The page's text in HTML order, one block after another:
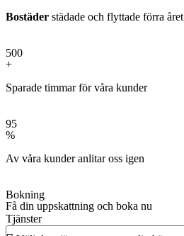
Bostäder städade och flyttade förra året
500
+
Sparade timmar för våra kunder
95
%
Av våra kunder anlitar oss igen
Bokning
Få din uppskattning och boka nu
Tjänster